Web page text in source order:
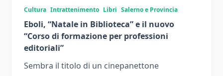
Cultura Intrattenimento Libri Salerno e Provincia
Eboli, “Natale in Biblioteca” e il nuovo
“Corso di formazione per professioni
editoriali”
Sembra il titolo di un cinepanettone